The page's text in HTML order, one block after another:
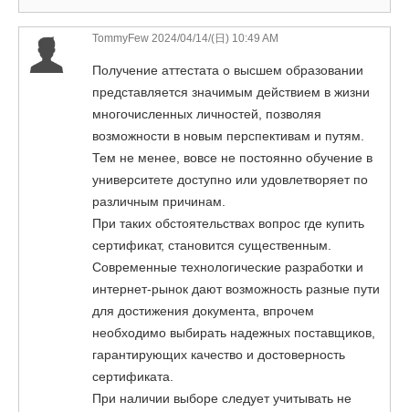
TommyFew 2024/04/14/(日) 10:49 AM
Получение аттестата о высшем образовании
представляется значимым действием в жизни
многочисленных личностей, позволяя
возможности в новым перспективам и путям.
Тем не менее, вовсе не постоянно обучение в
университете доступно или удовлетворяет по
различным причинам.
При таких обстоятельствах вопрос где купить
сертификат, становится существенным.
Современные технологические разработки и
интернет-рынок дают возможность разные пути
для достижения документа, впрочем
необходимо выбирать надежных поставщиков,
гарантирующих качество и достоверность
сертификата.
При наличии выборе следует учитывать не